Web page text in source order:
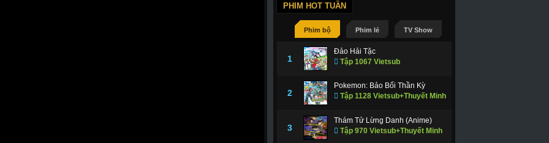
PHIM HOT TUẦN
Phim bộ Phim lẻ TV Show
1
Đảo Hải Tặc
Tập 1067 Vietsub
2
Pokemon: Bảo Bối Thần Kỳ
Tập 1128 Vietsub+Thuyết Minh
3
Thám Tử Lừng Danh (Anime)
Tập 970 Vietsub+Thuyết Minh